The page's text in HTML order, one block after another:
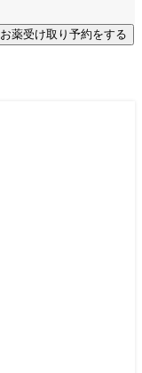
お薬受け取り予約をする